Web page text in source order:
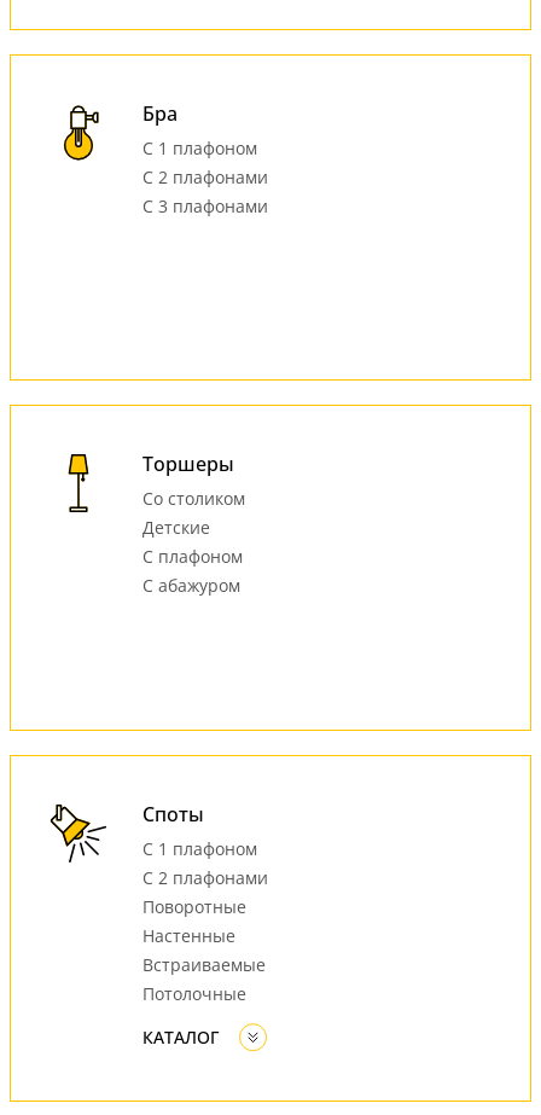
Бра
С 1 плафоном
С 2 плафонами
С 3 плафонами
Торшеры
Со столиком
Детские
С плафоном
С абажуром
Споты
С 1 плафоном
С 2 плафонами
Поворотные
Настенные
Встраиваемые
Потолочные
КАТАЛОГ